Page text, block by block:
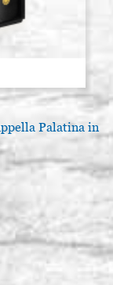
Palatina in